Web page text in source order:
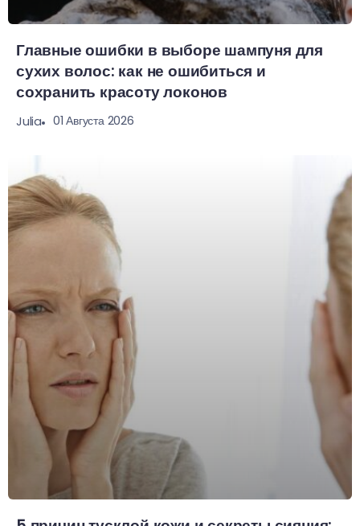
Главные ошибки в выборе шампуня для
сухих волос: как не ошибиться и
сохранить красоту локонов
Julia 01 Августа 2026